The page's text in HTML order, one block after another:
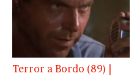
Terror a Bordo (89) |